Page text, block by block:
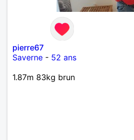
pierre67
Saverne - 52 ans
1.87m 83kg brun